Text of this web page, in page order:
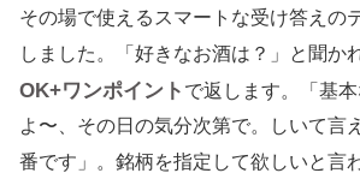
その場で使えるスマートな受け答えの
しました。「好きなお酒は？」と聞か
OK+ワンポイント で返します。「基
よ〜、その日の気分次第で。しいて言
番です」。銘柄を指定して欲しいと言